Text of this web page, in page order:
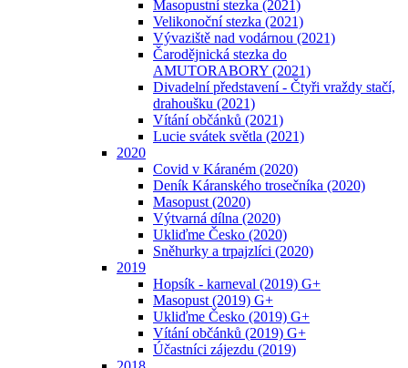
Masopustní stezka (2021)
Velikonoční stezka (2021)
Vývaziště nad vodárnou (2021)
Čarodějnická stezka do
AMUTORABORY (2021)
Divadelní představení - Čtyři vraždy stačí,
drahoušku (2021)
Vítání občánků (2021)
Lucie svátek světla (2021)
2020
Covid v Káraném (2020)
Deník Káranského trosečníka (2020)
Masopust (2020)
Výtvarná dílna (2020)
Ukliďme Česko (2020)
Sněhurky a trpajzlíci (2020)
2019
Hopsík - karneval (2019) G+
Masopust (2019) G+
Ukliďme Česko (2019) G+
Vítání občánků (2019) G+
Účastníci zájezdu (2019)